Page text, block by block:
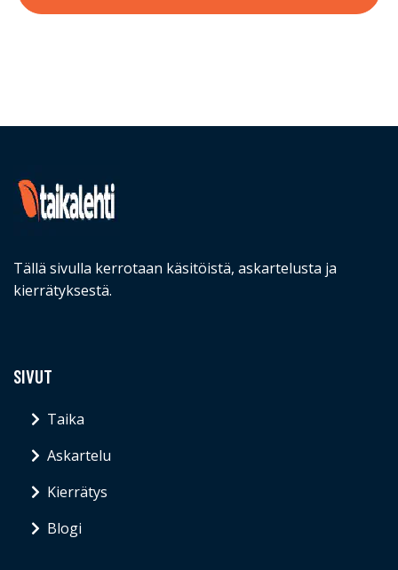
Tällä sivulla kerrotaan käsitöistä, askartelusta ja
kierrätyksestä.
SIVUT
Taika
Askartelu
Kierrätys
Blogi